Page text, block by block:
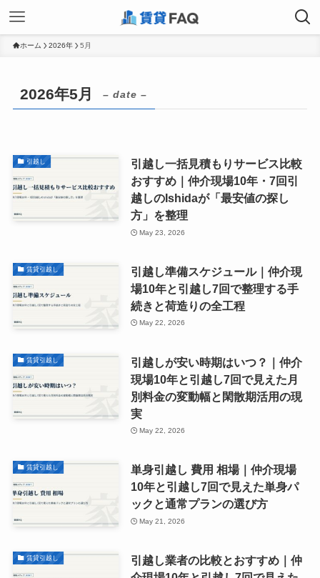
ホーム 2026年 5月
2026年5月 – date –
引越し
引越し一括見積もりサービス比較
おすすめ｜仲介現場10年・7回引
越しのIshidaが「最安値の探し
方」を整理
May 23, 2026
賃貸引越し
引越し準備スケジュール｜仲介現
場10年と引越し7回で整理する手
続きと荷造りの全工程
May 22, 2026
賃貸引越し
引越しが安い時期はいつ？｜仲介
現場10年と引越し7回で見えた月
別料金の変動幅と閑散期活用の現
実
May 22, 2026
賃貸引越し
単身引越し 費用 相場｜仲介現場
10年と引越し7回で見えた単身パ
ックと通常プランの選び方
May 21, 2026
賃貸引越し
引越し業者の比較とおすすめ｜仲